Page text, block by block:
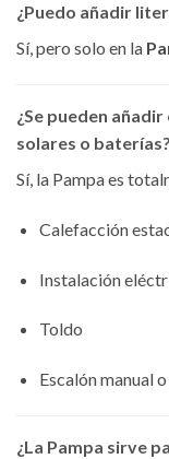
¿Puedo añadir
Sí, pero solo en la
¿Se pueden
solares o baterías?
Sí, la Pampa es
Calefacción
Instalación
Toldo
Escalón manual
¿La Pampa sirve